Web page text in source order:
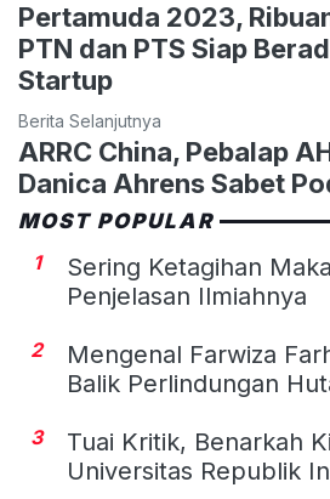
Pertamuda 2023,
PTN dan PTS Siap
Startup
Berita Selanjutnya
ARRC China, Pebalap
Danica Ahrens Sabet
MOST POPULAR
1
Sering Ketagihan
Penjelasan Ilmiahnya
2
Mengenal Farwiza
Balik Perlindungan
3
Tuai Kritik, Benarkah
Universitas Republik